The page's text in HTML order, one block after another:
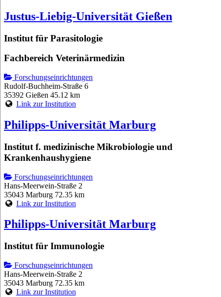
Justus-Liebig-Universität Gießen
Institut für Parasitologie
Fachbereich Veterinärmedizin
Forschungseinrichtungen
Rudolf-Buchheim-Straße 6
35392 Gießen 45.12 km
Link zur Institution
Philipps-Universität Marburg
Institut f. medizinische Mikrobiologie und
Krankenhaushygiene
Forschungseinrichtungen
Hans-Meerwein-Straße 2
35043 Marburg 72.35 km
Link zur Institution
Philipps-Universität Marburg
Institut für Immunologie
Forschungseinrichtungen
Hans-Meerwein-Straße 2
35043 Marburg 72.35 km
Link zur Institution